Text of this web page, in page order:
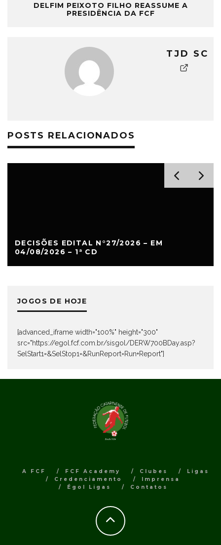
DELFIM PEIXOTO FILHO REASSUME A
PRESIDÊNCIA DA FCF
TJD SC
POSTS RELACIONADOS
DECISÕES EDITAL N°27/2026 – EM
04/08/2026 – 1ª CD
JOGOS DE HOJE
[advanced_iframe width="100%" height="300"
src="https://egol.fcf.com.br/sisgol/DERW700BDay.asp?
SelStart1=&SelStop1=&RunReport=Run+Report"]
A FCF FCF Academy Clubes
Ligas
Credenciamento
Imprensa
Égol Ligas
Contatos